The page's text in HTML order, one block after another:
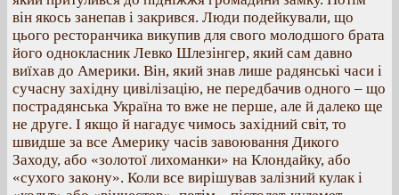
він якось занепав і закрився. Люди подейкували, що
цього ресторанчика викупив для свого молодшого брата
його однокласник Левко Шлезінгер, який сам давно
виїхав до Америки. Він, який знав лише радянські часи і
сучасну західну цивілізацію, не передбачив одного – що
пострадянська Україна то вже не перше, але й далеко ще
не друге. І якщо й нагадує чимось західний світ, то
швидше за все Америку часів завоювання Дикого
Заходу, або «золотої лихоманки» на Клондайку, або
«сухого закону». Коли все вирішував залізний кулак і